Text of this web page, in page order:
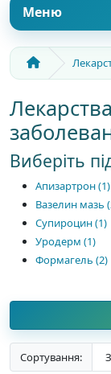
Меню
Виберіть
Апизартрон (1)
Вазелин мазь
Супироцин (1)
Уродерм (1)
Формагель (2)
Сортування: